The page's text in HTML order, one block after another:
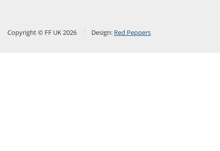
Copyright © FF UK 2026 Design: Red Peppers